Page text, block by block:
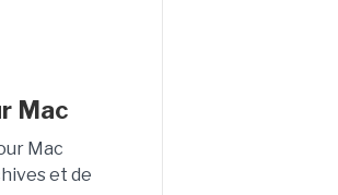
Mac
Mac
et de